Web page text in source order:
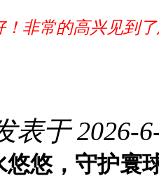
！非常的高兴见到
表于 2026-
悠悠，守护寰